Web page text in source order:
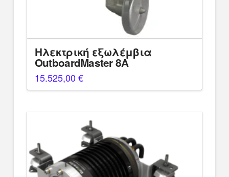
Ηλεκτρική εξωλέμβια
OutboardMaster 8A
15.525,00€